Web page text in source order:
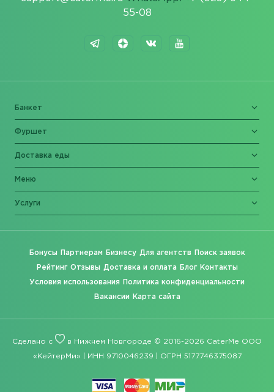
55-08
Банкет
Фуршет
Доставка еды
Меню
Услуги
Бонусы Партнерам Бизнесу Для агентств Поиск заявок
Рейтинг Отзывы Доставка и оплата Блог Контакты
Условия использования Политика конфиденциальности
Вакансии Карта сайта
Сделано с в Нижнем Новгороде © 2016-2026 CaterMe ООО
«КейтерМи» | ИНН 9710046239 | ОГРН 5177746375087